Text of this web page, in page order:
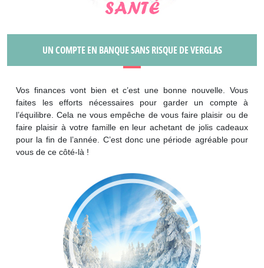
UN COMPTE EN BANQUE SANS RISQUE DE VERGLAS
Vos finances vont bien et c’est une bonne nouvelle. Vous
faites les efforts nécessaires pour garder un compte à
l’équilibre. Cela ne vous empêche de vous faire plaisir ou de
faire plaisir à votre famille en leur achetant de jolis cadeaux
pour la fin de l’année. C’est donc une période agréable pour
vous de ce côté-là !